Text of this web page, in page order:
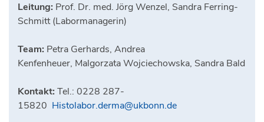
Leitung: Prof. Dr. med. Jörg Wenzel, Sandra Ferring-
Schmitt (Labormanagerin)
Team: Petra Gerhards, Andrea
Kenfenheuer, Malgorzata Wojciechowska, Sandra Bald
Kontakt: Tel.: 0228 287-
15820 Histolabor.derma@ukbonn.de